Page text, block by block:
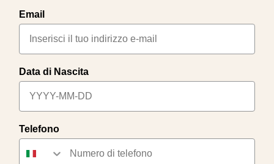
Email
Data di Nascita
Telefono